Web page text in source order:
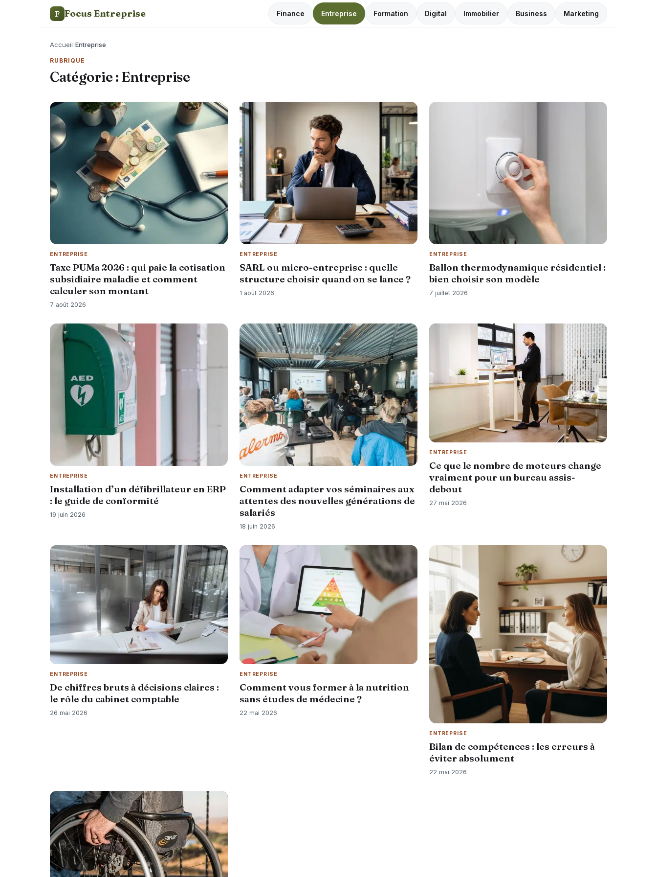
F Focus Entreprise Finance Entreprise Formation Digital Immobilier Business Marketing
Accueil›Entreprise
RUBRIQUE
Catégorie : Entreprise
ENTREPRISE
Taxe PUMa 2026 : qui paie la cotisation
subsidiaire maladie et comment
calculer son montant
7 août 2026
ENTREPRISE
SARL ou micro-entreprise : quelle
structure choisir quand on se lance ?
1 août 2026
ENTREPRISE
Ballon thermodynamique résidentiel :
bien choisir son modèle
7 juillet 2026
ENTREPRISE
Installation d’un défibrillateur en ERP
: le guide de conformité
19 juin 2026
ENTREPRISE
Comment adapter vos séminaires aux
attentes des nouvelles générations de
salariés
18 juin 2026
ENTREPRISE
Ce que le nombre de moteurs change
vraiment pour un bureau assis-
debout
27 mai 2026
ENTREPRISE
De chiffres bruts à décisions claires :
le rôle du cabinet comptable
26 mai 2026
ENTREPRISE
Comment vous former à la nutrition
sans études de médecine ?
22 mai 2026
ENTREPRISE
Bilan de compétences : les erreurs à
éviter absolument
22 mai 2026